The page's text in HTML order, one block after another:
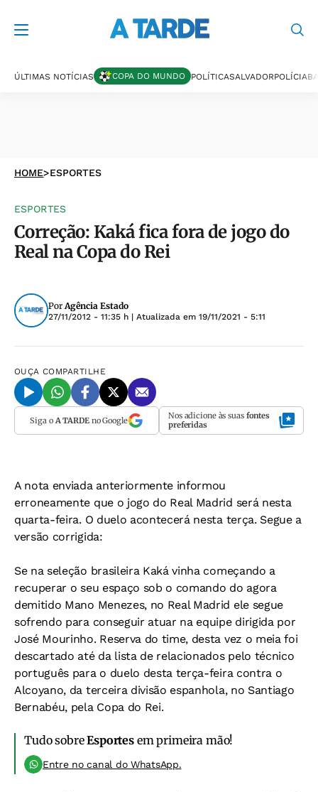
ÚLTIMAS NOTÍCIAS COPA DO MUNDO POLÍTICASALVADORPOLÍCIA
HOME>ESPORTES
ESPORTES
Correção: Kaká fica fora de jogo do
Real na Copa do Rei
PorAgência Estado
27/11/2012 - 11:35 h | Atualizada em 19/11/2021 - 5:11
OUÇA COMPARTILHE
Siga o A TARDEno Google Nos adicione às suas fontes
preferidas
A nota enviada anteriormente informou
erroneamente que o jogo do Real Madrid será nesta
quarta-feira. O duelo acontecerá nesta terça. Segue a
versão corrigida:
Se na seleção brasileira Kaká vinha começando a
recuperar o seu espaço sob o comando do agora
demitido Mano Menezes, no Real Madrid ele segue
sofrendo para conseguir atuar na equipe dirigida por
José Mourinho. Reserva do time, desta vez o meia foi
descartado até da lista de relacionados pelo técnico
português para o duelo desta terça-feira contra o
Alcoyano, da terceira divisão espanhola, no Santiago
Bernabéu, pela Copa do Rei.
Tudo sobreEsportesem primeira mão!
Entre no canal do WhatsApp.